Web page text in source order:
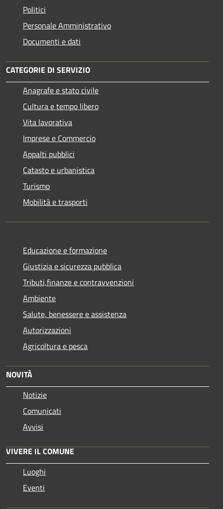
Politici
Personale Amministrativo
Documenti e dati
CATEGORIE DI SERVIZIO
Anagrafe e stato civile
Cultura e tempo libero
Vita lavorativa
Imprese e Commercio
Appalti pubblici
Catasto e urbanistica
Turismo
Mobilità e trasporti
Educazione e formazione
Giustizia e sicurezza pubblica
Tributi,finanze e contravvenzioni
Ambiente
Salute, benessere e assistenza
Autorizzazioni
Agricoltura e pesca
NOVITÀ
Notizie
Comunicati
Avvisi
VIVERE IL COMUNE
Luoghi
Eventi